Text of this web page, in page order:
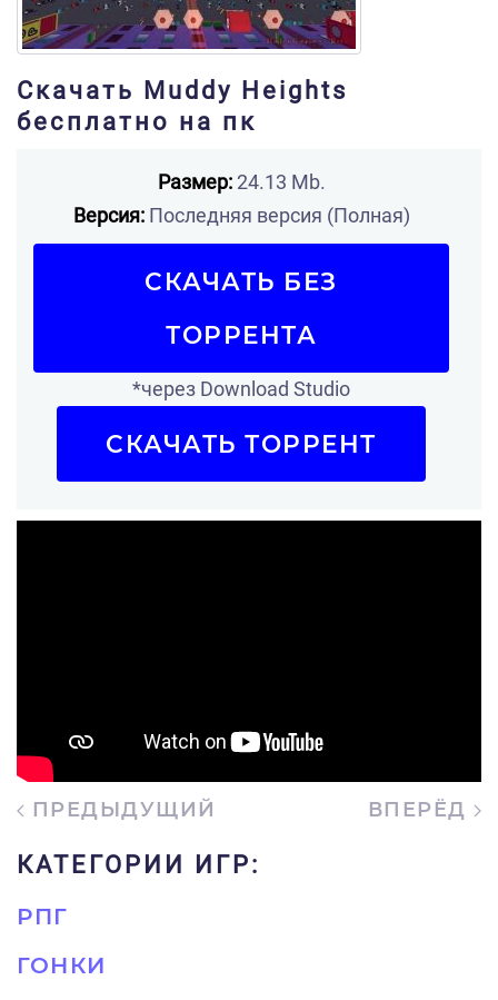
Скачать Muddy Heights
бесплатно на пк
Размер:24.13 Mb.
Версия:Последняя версия (Полная)
СКАЧАТЬ БЕЗ
ТОРРЕНТА
*через Download Studio
СКАЧАТЬ ТОРРЕНТ
ПРЕДЫДУЩИЙ ВПЕРЁД
КАТЕГОРИИ ИГР:
РПГ
ГОНКИ